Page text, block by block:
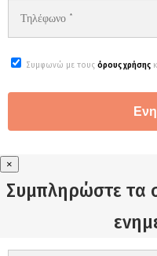
Συμφωνώ με τους όρους χρήσης
×
Συμπληρώστε τα